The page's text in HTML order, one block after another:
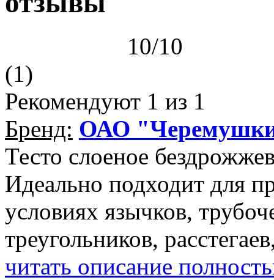
10/10
(1)
Рекомендуют 1 из 1
Бренд: ОАО
Тесто слоеное
Идеально подходит для
условиях язычков,
треугольников,
читать описание